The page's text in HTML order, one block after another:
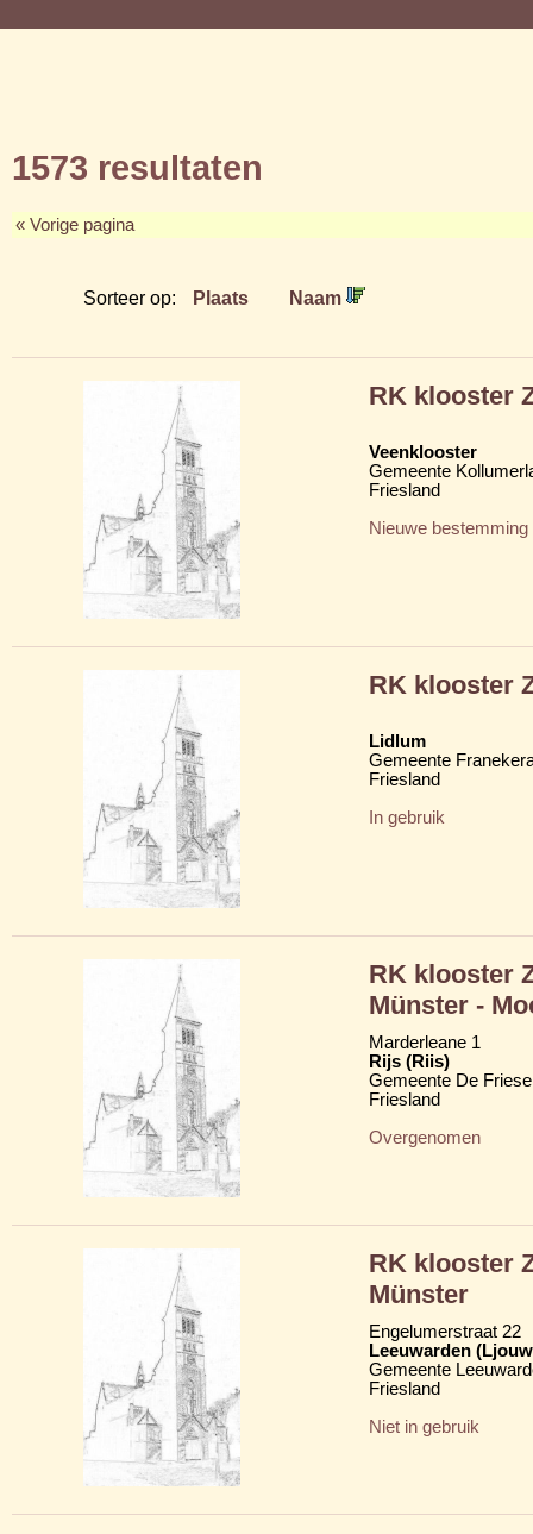
1573 resultaten
« Vorige pagina
Sorteer op: Plaats Naam
RK klooster
Veenklooster
Gemeente
Friesland
Nieuwe bestemming
RK klooster
Lidlum
Gemeente
Friesland
In gebruik
RK klooster
Münster -
Marderleane 1
Rijs (Riis)
Gemeente De
Friesland
Overgenomen
RK klooster
Münster
Engelumerstraat 22
Leeuwarden
Gemeente
Friesland
Niet in gebruik